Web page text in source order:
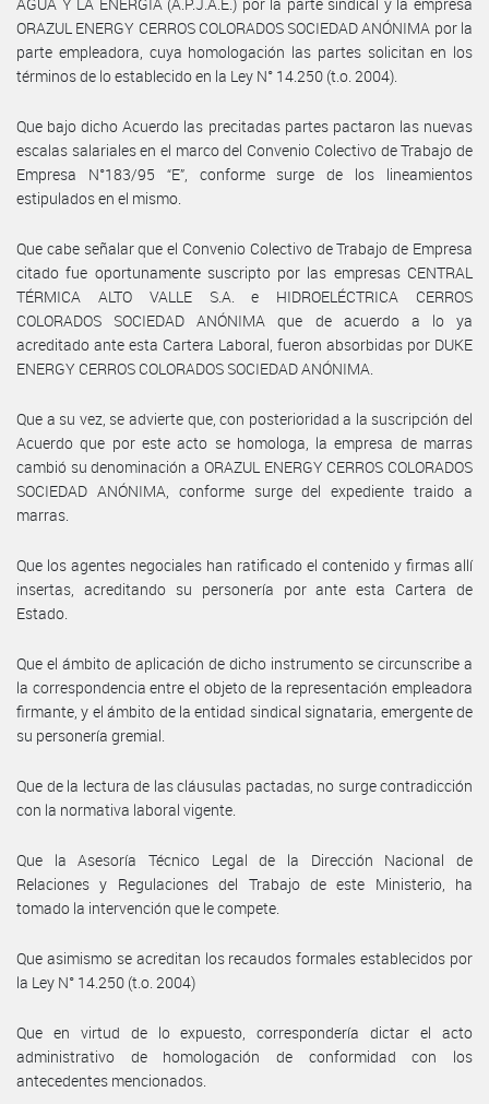
ORAZUL ENERGY CERROS COLORADOS SOCIEDAD ANÓNIMA por la
parte empleadora, cuya homologación las partes solicitan en los
términos de lo establecido en la Ley N° 14.250 (t.o. 2004).
Que bajo dicho Acuerdo las precitadas partes pactaron las nuevas
escalas salariales en el marco del Convenio Colectivo de Trabajo de
Empresa N°183/95 “E”, conforme surge de los lineamientos
estipulados en el mismo.
Que cabe señalar que el Convenio Colectivo de Trabajo de Empresa
citado fue oportunamente suscripto por las empresas CENTRAL
TÉRMICA ALTO VALLE S.A. e HIDROELÉCTRICA CERROS
COLORADOS SOCIEDAD ANÓNIMA que de acuerdo a lo ya
acreditado ante esta Cartera Laboral, fueron absorbidas por DUKE
ENERGY CERROS COLORADOS SOCIEDAD ANÓNIMA.
Que a su vez, se advierte que, con posterioridad a la suscripción del
Acuerdo que por este acto se homologa, la empresa de marras
cambió su denominación a ORAZUL ENERGY CERROS COLORADOS
SOCIEDAD ANÓNIMA, conforme surge del expediente traido a
marras.
Que los agentes negociales han ratificado el contenido y firmas allí
insertas, acreditando su personería por ante esta Cartera de
Estado.
Que el ámbito de aplicación de dicho instrumento se circunscribe a
la correspondencia entre el objeto de la representación empleadora
firmante, y el ámbito de la entidad sindical signataria, emergente de
su personería gremial.
Que de la lectura de las cláusulas pactadas, no surge contradicción
con la normativa laboral vigente.
Que la Asesoría Técnico Legal de la Dirección Nacional de
Relaciones y Regulaciones del Trabajo de este Ministerio, ha
tomado la intervención que le compete.
Que asimismo se acreditan los recaudos formales establecidos por
la Ley N° 14.250 (t.o. 2004)
Que en virtud de lo expuesto, correspondería dictar el acto
administrativo de homologación de conformidad con los
antecedentes mencionados.